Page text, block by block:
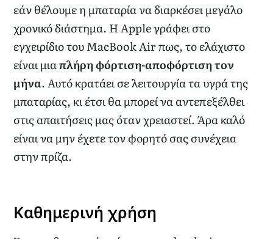
εάν θέλουμε η μπαταρία να διαρκέσει μεγάλο
χρονικό διάστημα. Η Apple γράφει στο
εγχειρίδιο του MacBook Air πως, το ελάχιστο
είναι μιαπλήρη φόρτιση-αποφόρτιση τον
μήνα. Αυτό κρατάει σε λειτουργία τα υγρά της
μπαταρίας, κι έτσι θα μπορεί να αντεπεξέλθει
στις απαιτήσεις μας όταν χρειαστεί. Άρα καλό
είναι να μην έχετε τον φορητό σας συνέχεια
στην πρίζα.
Καθημερινή χρήση